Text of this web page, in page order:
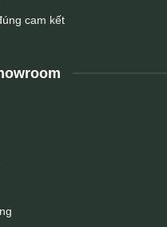
cam kết